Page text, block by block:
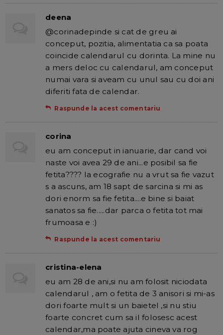
deena
@corinadepinde si cat de greu ai
conceput, pozitia, alimentatia ca sa poata
coincide calendarul cu dorinta. La mine nu
a mers deloc cu calendarul, am conceput
numai vara si aveam cu unul sau cu doi ani
diferiti fata de calendar.
Raspunde la acest comentariu
corina
eu am conceput in ianuarie, dar cand voi
naste voi avea 29 de ani...e posibil sa fie
fetita???? la ecografie nu a vrut sa fie vazut
s a ascuns, am 18 sapt de sarcina si mi as
dori enorm sa fie fetita....e bine si baiat
sanatos sa fie.....dar parca o fetita tot mai
frumoasa e :)
Raspunde la acest comentariu
cristina-elena
eu am 28 de ani,si nu am folosit niciodata
calendarul , am o fetita de 3 anisori si mi-as
dori foarte mult si un baietel ,si nu stiu
foarte concret cum sa il folosesc acest
calendar,ma poate ajuta cineva va rog